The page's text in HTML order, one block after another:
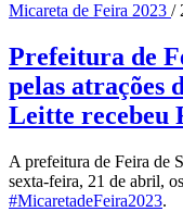
Micareta de Feira 2023 /
Prefeitura de
pelas atrações
Leitte recebeu
A prefeitura de Feira de
sexta-feira, 21 de abril,
#MicaretadeFeira2023.